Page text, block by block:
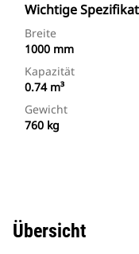
Wichtige
Breite
1000 mm
Kapazität
0.74 m³
Gewicht
760 kg
Übersicht